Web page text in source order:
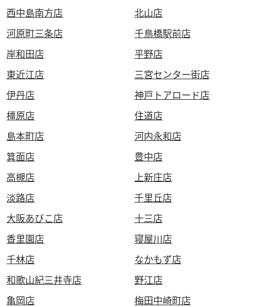
西中島南方店
北山店
河原町三条店
千鳥橋駅前店
岸和田店
平野店
東近江店
三宮センター街店
伊丹店
神戸トアロード店
橿原店
住道店
島本町店
河内永和店
箕面店
豊中店
高槻店
上新庄店
淡路店
千里丘店
大阪あびこ店
十三店
香里園店
寝屋川店
千林店
なかもず店
和歌山紀三井寺店
野江店
亀岡店
梅田中崎町店